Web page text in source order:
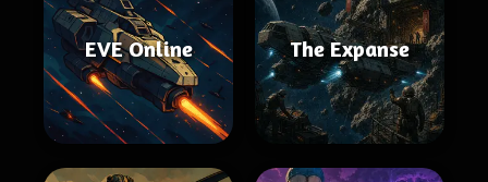
EVE Online The Expanse